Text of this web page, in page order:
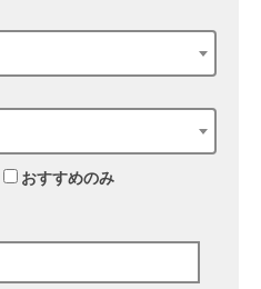
おすすめのみ